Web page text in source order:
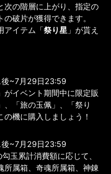
次の階層に上がり、指定の
破片が獲得できます。
アイテム「祭り星 」が貰え
後~7月29日23:59
がイベント期間中に限定販
「旅の玉佩」、「祭り
機に購入しましょう！
後~7月29日23:59
玉累計消費額に応じて、
所属箱、奇魂所属箱、神錬